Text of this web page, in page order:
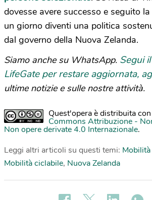
dovesse avere successo e seguito
un giorno diventi una politica
dal governo della Nuova Zelanda.
Siamo anche su WhatsApp. Segui
LifeGate per restare aggiornata,
ultime notizie e sulle nostre attività.
Quest'opera è distribuita
Commons Attribuzione -
Non opere derivate 4.0 Internazionale.
Leggi altri articoli su questi temi:
Mobilità ciclabile, Nuova Zelanda